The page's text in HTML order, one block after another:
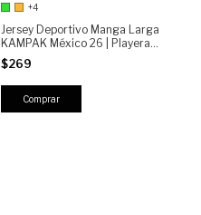
+4
Jersey Deportivo Manga Larga
KAMPAK México 26 | Playera
Térmica Transpirable para Moto,
Ciclismo, Running y Outdoor |
Secado Rápido, Ajuste Cómodo
$269
Comprar